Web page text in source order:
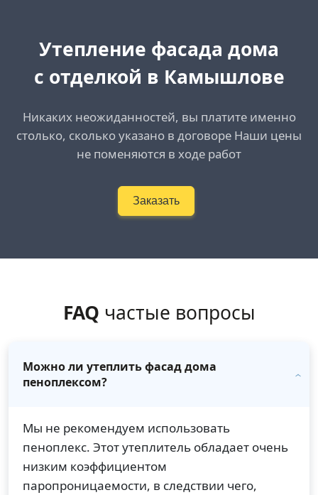
Утепление фасада дома
с отделкой в Камышлове
Никаких неожиданностей, вы платите именно
столько, сколько указано в договоре Наши цены
не поменяются в ходе работ
Заказать
FAQ частые вопросы
Можно ли утеплить фасад дома
пеноплексом?
Мы не рекомендуем использовать
пеноплекс. Этот утеплитель обладает очень
низким коэффициентом
паропроницаемости, в следствии чего,